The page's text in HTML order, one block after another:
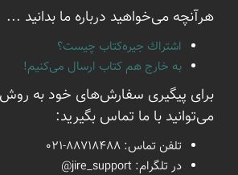
هرآنچه می‌خواهید درباره ما بدانید ...
اشتراك جيره‌كتاب چيست؟
به خارج هم كتاب ارسال می‌كنیم!
برای پیگیری سفارش‌های خود به
می‌توانید با ما تماس بگیرید:
تلفن تماس: 021-88718488
در تلگرام: @jire_support